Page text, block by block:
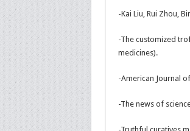
-Kai Liu, Rui Zhou,
-The customized
medicines).
-American Journal
-The news of